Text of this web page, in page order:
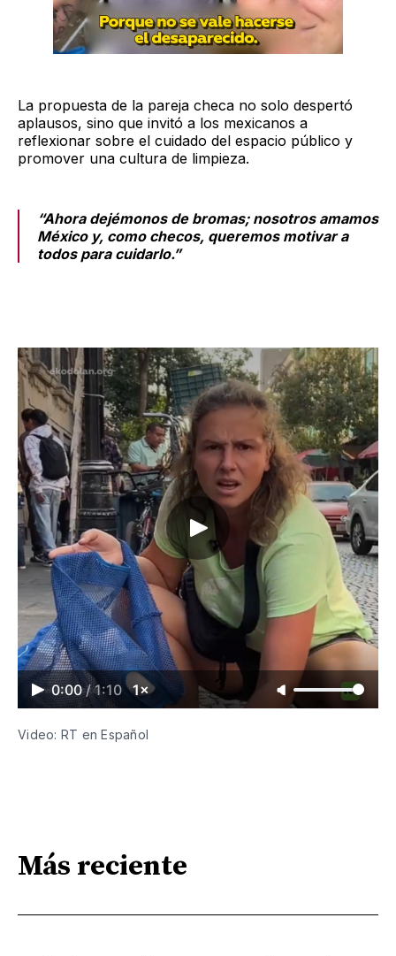
La propuesta de la pareja checa no solo despertó
aplausos, sino que invitó a los mexicanos a
reflexionar sobre el cuidado del espacio público y
promover una cultura de limpieza.
“Ahora dejémonos de bromas; nosotros amamos
México y, como checos, queremos motivar a
todos para cuidarlo.”
0:00 / 1:10 1×
Video: RT en Español
Más reciente